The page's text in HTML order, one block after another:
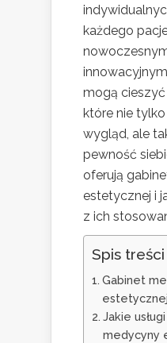
każdego
mogą
które nie
wygląd, ale
pewność
oferują
estetycznej i
z ich
Spis treści
Gabinet
Jakie
medycyny